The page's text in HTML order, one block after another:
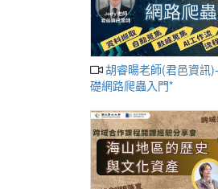
胡睿暘老師(君邑資訊)-無程式基
礎網路爬蟲入門*